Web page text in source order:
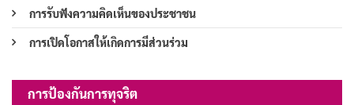
การรับฟังความคิดเห็นของประชาชน
การเปิดโอกาสให้เกิดการมีส่วนร่วม
การป้องกันการทุจริต